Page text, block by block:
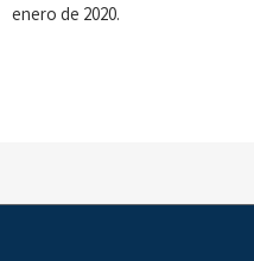
enero de 2020.